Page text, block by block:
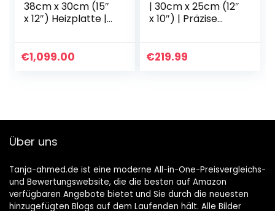
38cm x 30cm (15″
x 12″) Heizplatte |
Professionelle
Sublimation,
€1,099.00
| 30cm x 25cm (12″
x 10″) | Präzise
(400 F) |
Infusible Ink- und
€219.99
Über uns
Tanja-ahmed.de ist eine moderne All-in-One-Preisvergleichs-
und Bewertungswebsite, die die besten auf Amazon
verfügbaren Angebote bietet und Sie durch die neuesten
hinzugefügten Blogs auf dem Laufenden hält. Alle Bilder